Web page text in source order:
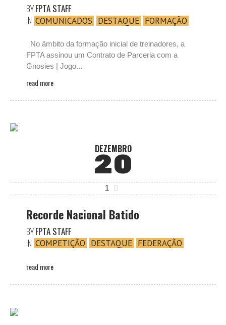
BYFPTA STAFF
IN COMUNICADOS DESTAQUE FORMAÇÃO
No âmbito da formação inicial de treinadores, a
FPTA assinou um Contrato de Parceria com a
Gnosies | Jogo...
read more
DEZEMBRO
20
1
Recorde Nacional Batido
BYFPTA STAFF
IN COMPETIÇÃO DESTAQUE FEDERAÇÃO
read more